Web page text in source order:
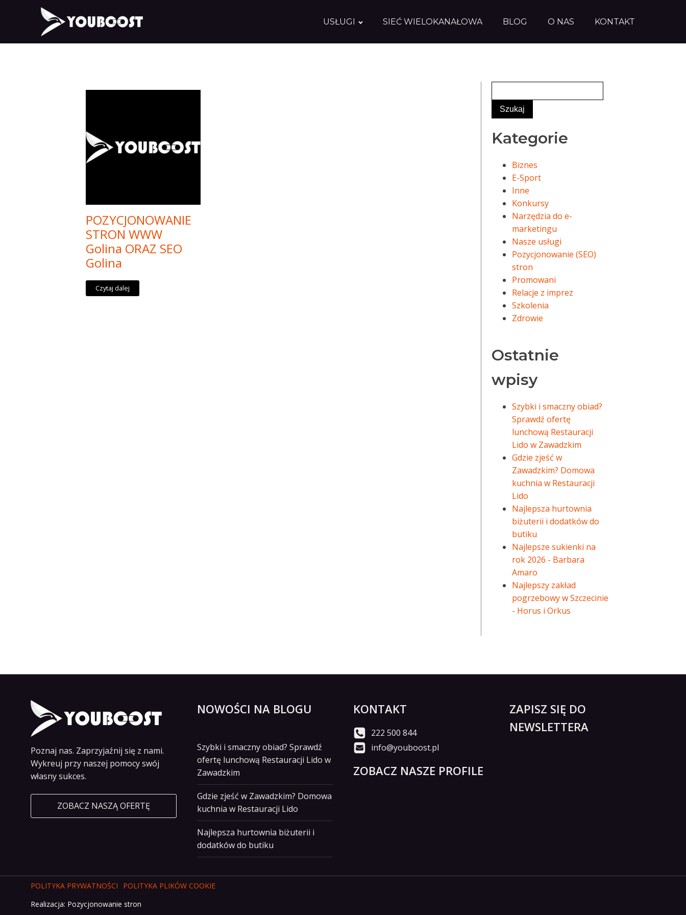
USŁUGI SIEĆ WIELOKANAŁOWA BLOG O NAS KONTAKT
POZYCJONOWANIE
STRON WWW
Golina ORAZ SEO
Golina
Czytaj dalej
Kategorie
Biznes
E-Sport
Inne
Konkursy
Narzędzia do e-
marketingu
Nasze usługi
Pozycjonowanie (SEO)
stron
Promowani
Relacje z imprez
Szkolenia
Zdrowie
Ostatnie
wpisy
Szybki i smaczny obiad?
Sprawdź ofertę
lunchową Restauracji
Lido w Zawadzkim
Gdzie zjeść w
Zawadzkim? Domowa
kuchnia w Restauracji
Lido
Najlepsza hurtownia
biżuterii i dodatków do
butiku
Najlepsze sukienki na
rok 2026 - Barbara
Amaro
Najlepszy zakład
pogrzebowy w Szczecinie
- Horus i Orkus
Poznaj nas. Zaprzyjaźnij się z nami.
Wykreuj przy naszej pomocy swój
własny sukces.
ZOBACZ NASZĄ OFERTĘ
NOWOŚCI NA BLOGU
Szybki i smaczny obiad? Sprawdź
ofertę lunchową Restauracji Lido w
Zawadzkim
Gdzie zjeść w Zawadzkim? Domowa
kuchnia w Restauracji Lido
Najlepsza hurtownia biżuterii i
dodatków do butiku
KONTAKT
222 500 844
info@youboost.pl
ZOBACZ NASZE PROFILE
ZAPISZ SIĘ DO
NEWSLETTERA
POLITYKA PRYWATNOŚCI
POLITYKA PLIKÓW COOKIE
Realizacja: Pozycjonowanie stron